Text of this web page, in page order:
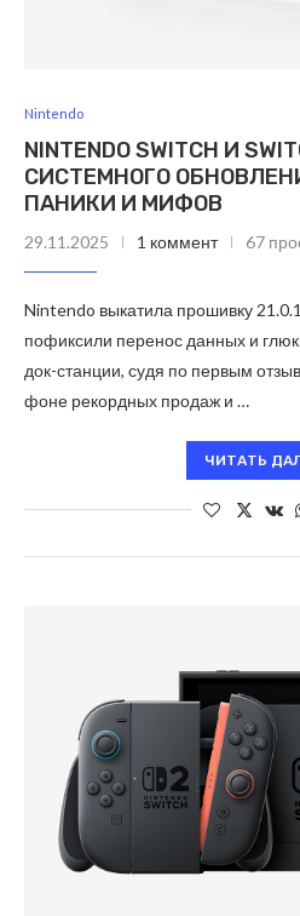
Nintendo
NINTENDO SWITCH И
СИСТЕМНОГО
ПАНИКИ И МИФОВ
29.11.2025 1 коммент 67
Nintendo выкатила прошивку
пофиксили перенос данных и
док-станции, судя по первым
фоне рекордных продаж и …
ЧИТАТЬ